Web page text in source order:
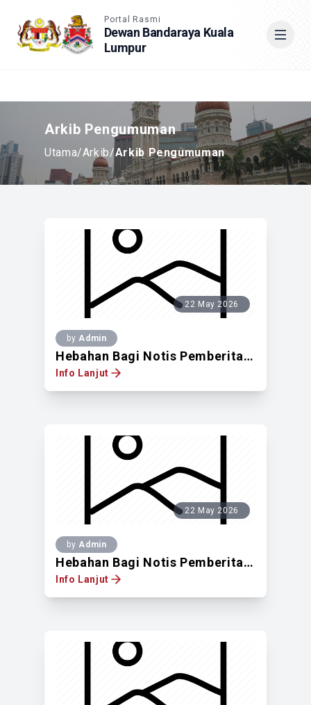
Portal Rasmi
Dewan Bandaraya Kuala
Lumpur
Cari
Arkib Pengumuman
Utama/Arkib/Arkib Pengumuman
22 May 2026
by Admin
Hebahan Bagi Notis Pemberitahuan Untuk Mendapatkan Pandangan Pemilik Tanah Berdaftar Di Atas Lot Pt 50110, Lot Pt 50240, Lot Pt 50245 Dan Lot Pt 50246, Salak Selatan, Mukim Kuala Lumpur, WPKL
Info Lanjut
22 May 2026
by Admin
Hebahan Bagi Notis Pemberitahuan Untuk Mendapatkan Pandangan Pemilik Tanah Berdaftar Di Atas Lot 147, Seksyen 87, Jalan Tun Razak, WPKL
Info Lanjut